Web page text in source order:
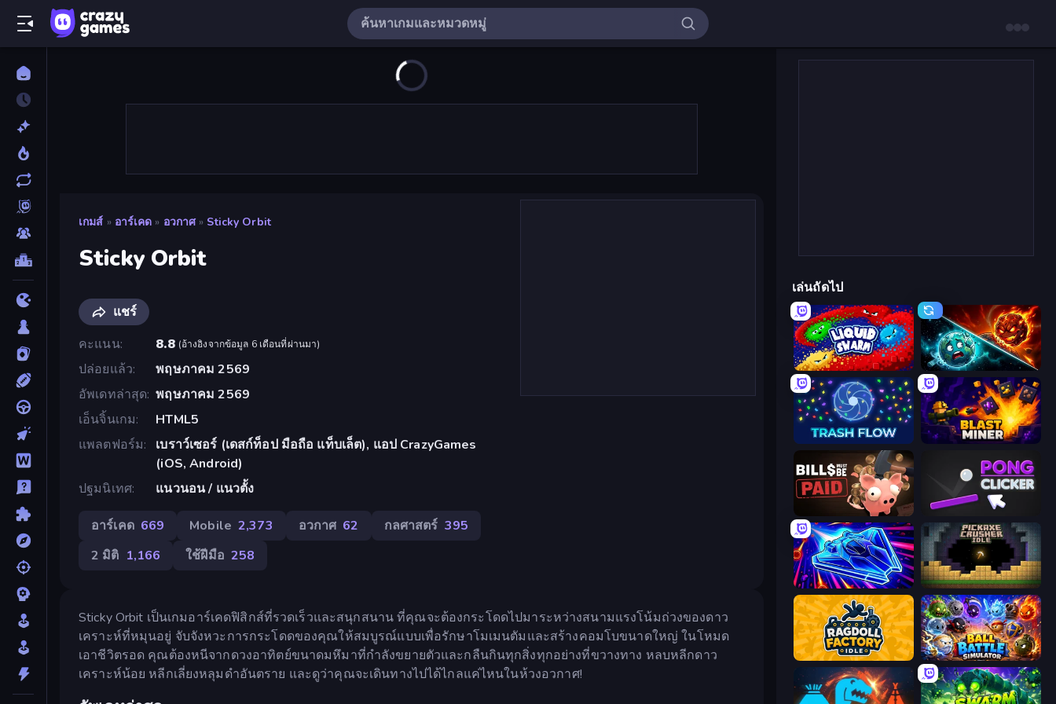
เกมส์ » อาร์เคด » อวกาศ » Sticky Orbit
Sticky Orbit
แชร์
คะแนน
8.8 (อ้างอิงจากข้อมูล 6 เดือนที่ผ่านมา)
ปล่อยแล้ว
พฤษภาคม 2569
อัพเดทล่าสุด พฤษภาคม 2569
เอ็นจิ้นเกม
HTML5
แพลตฟอร์ม
เบราว์เซอร์ (เดสก์ท็อป มือถือ แท็บเล็ต), แอป CrazyGames
(iOS, Android)
ปฐมนิเทศ
แนวนอน / แนวตั้ง
อาร์เคด 669 Mobile 2,373 อวกาศ 62 กลศาสตร์ 395
2 มิติ 1,166 ใช้ฝีมือ 258
Sticky Orbit เป็นเกมอาร์เคดฟิสิกส์ที่รวดเร็วและสนุกสนาน ที่คุณจะต้องกระโดดไปมาระหว่างสนามแรงโน้มถ่วงของดาว
เคราะห์ที่หมุนอยู่ จับจังหวะการกระโดดของคุณให้สมบูรณ์แบบเพื่อรักษาโมเมนตัมและสร้างคอมโบขนาดใหญ่ ในโหมด
เอาชีวิตรอด คุณต้องหนีจากดวงอาทิตย์ขนาดมหึมาที่กำลังขยายตัวและกลืนกินทุกสิ่งทุกอย่างที่ขวางทาง หลบหลีกดาว
เคราะห์น้อย หลีกเลี่ยงหลุมดำอันตราย และดูว่าคุณจะเดินทางไปได้ไกลแค่ไหนในห้วงอวกาศ!
เล่นถัดไป
Liquid Swarm PlanetCrush 2
Trash Flow Blast Miner
Bills Must Be Paid Pong Clicker
Stellar Swarm Pickaxe Crusher Idle
Ragdoll Factory Idle Ball Battle Simulator